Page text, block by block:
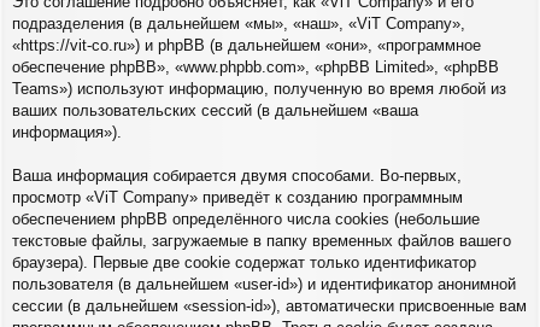
подразделения (в дальнейшем «мы», «наш», «ViT Company»,
«https://vit-co.ru») и phpBB (в дальнейшем «они», «программное
обеспечение phpBB», «www.phpbb.com», «phpBB Limited», «phpBB
Teams») используют информацию, полученную во время любой из
ваших пользовательских сессий (в дальнейшем «ваша
информация»).
Ваша информация собирается двумя способами. Во-первых,
просмотр «ViT Company» приведёт к созданию программным
обеспечением phpBB определённого числа cookies (небольшие
текстовые файлы, загружаемые в папку временных файлов вашего
браузера). Первые две cookie содержат только идентификатор
пользователя (в дальнейшем «user-id») и идентификатор анонимной
сессии (в дальнейшем «session-id»), автоматически присвоенные вам